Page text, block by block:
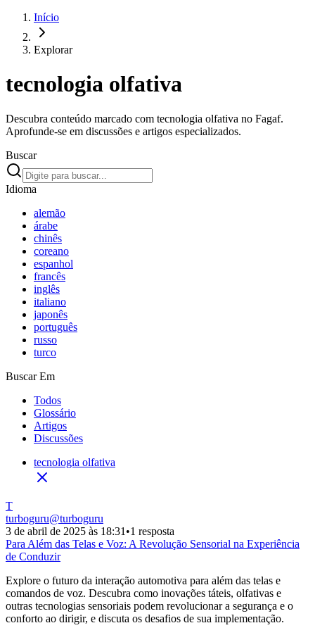
Início
Explorar
tecnologia olfativa
Descubra conteúdo marcado com tecnologia olfativa no Fagaf.
Aprofunde-se em discussões e artigos especializados.
Buscar
Idioma
alemão
árabe
chinês
coreano
espanhol
francês
inglês
italiano
japonês
português
russo
turco
Buscar Em
Todos
Glossário
Artigos
Discussões
tecnologia olfativa
T
turboguru@turboguru
3 de abril de 2025 às 18:31 •1 resposta
Para Além das Telas e Voz: A Revolução Sensorial na Experiência
de Conduzir
Explore o futuro da interação automotiva para além das telas e
comandos de voz. Descubra como inovações táteis, olfativas e
outras tecnologias sensoriais podem revolucionar a segurança e o
conforto ao dirigir, e discuta os desafios de sua implementação.